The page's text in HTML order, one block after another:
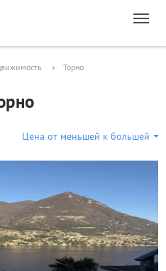
Торно
Цена от меньшей к большей